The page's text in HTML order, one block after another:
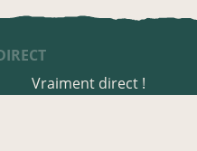
Vraiment direct !